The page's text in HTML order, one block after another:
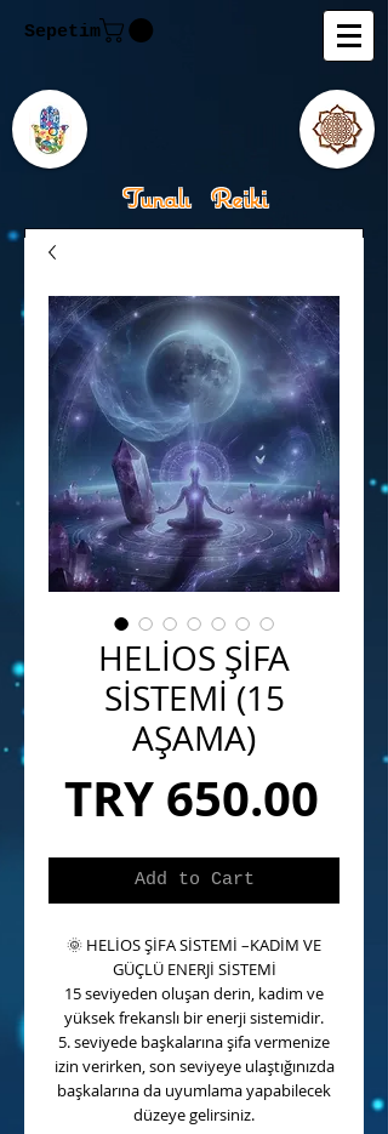
Sepetim
Tunalı Reiki
Kişisel Gelişimde Rehberiniz
Tanju M.Tunalı Özlem
Tunalı
HELİOS ŞİFA
SİSTEMİ (15
AŞAMA)
TRY 650.00
Add to Cart
🌞 HELİOS ŞİFA SİSTEMİ –KADİM VE
GÜÇLÜ ENERJİ SİSTEMİ
15 seviyeden oluşan derin, kadim ve
yüksek frekanslı bir enerji sistemidir.
5. seviyede başkalarına şifa vermenize
izin verirken, son seviyeye ulaştığınızda
başkalarına da uyumlama yapabilecek
düzeye gelirsiniz.